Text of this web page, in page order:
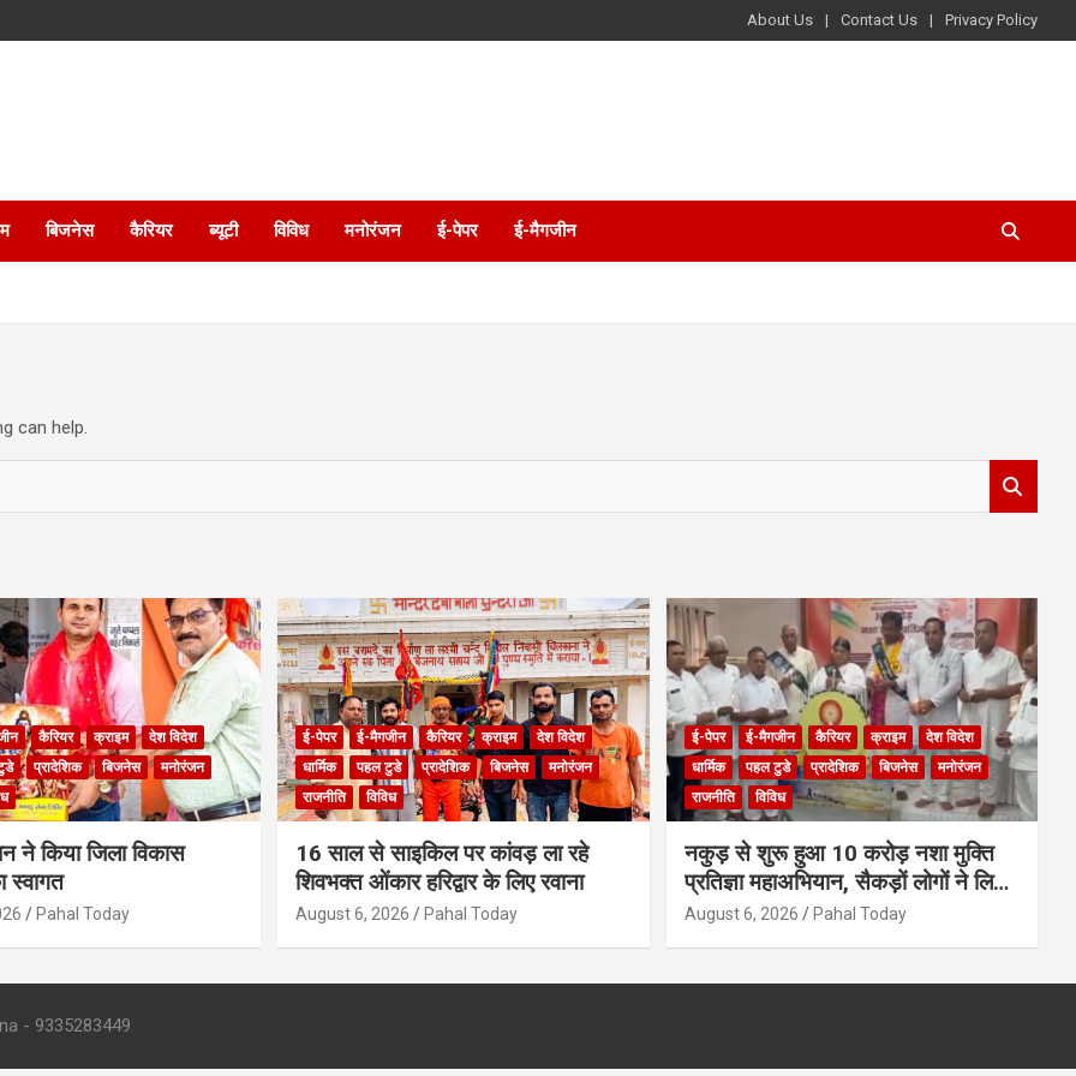
About Us Contact Us Privacy Policy
बिजनेस कैरियर ब्यूटी विविध मनोरंजन ई-पेपर ई-मैगजीन
can help.
कैरियर क्राइम
देश विदेश
प्रादेशिक बिजनेस
मनोरंजन
ने किया जिला विकास
स्वागत
Pahal Today
ई-पेपर ई-मैगजीन कैरियर क्राइम
देश विदेश
धार्मिक
पहल टुडे प्रादेशिक बिजनेस
मनोरंजन
राजनीति
विविध
16 साल से साइकिल पर कांवड़ ला रहे
शिवभक्त ओंकार हरिद्वार के लिए रवाना
August 6, 2026 Pahal Today
ई-पेपर ई-मैगजीन कैरियर क्राइम
देश विदेश
धार्मिक
पहल टुडे प्रादेशिक बिजनेस
मनोरंजन
राजनीति
विविध
नकुड़ से शुरू हुआ 10 करोड़ नशा मुक्ति
प्रतिज्ञा महाअभियान, सैकड़ों लोगों ने लिया
नशामुक्त भारत का संकल्प
August 6, 2026 Pahal Today
9335283449